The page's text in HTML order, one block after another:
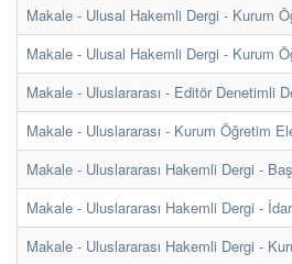
Makale - Ulusal Hakemli Dergi - Kurum
Makale - Ulusal Hakemli Dergi - Kurum
Makale - Uluslararası - Editör Denetimli
Makale - Uluslararası - Kurum Öğretim
Makale - Uluslararası Hakemli Dergi -
Makale - Uluslararası Hakemli Dergi -
Makale - Uluslararası Hakemli Dergi -